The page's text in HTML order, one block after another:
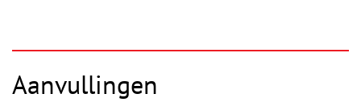
Aanvullingen